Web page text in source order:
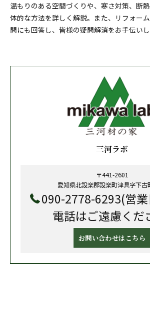
温もりのある空間づくりや、寒さ対策、断
体的な方法を詳しく解説。また、リフォー
問にも回答し、皆様の疑問解消をお手伝いし
三河ラボ
〒441-2601
愛知県北設楽郡設楽町津具字下
090-2778-6293(営
電話はご遠慮くだ
お問い合わせはこちら